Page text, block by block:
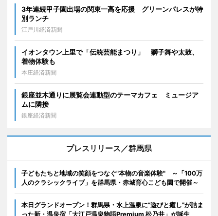
3年連続甲子園出場の関東一高を応援 グリーンパレスが特
別ランチ
江戸川経済新聞
イオンタウン上里で「伝統芸能まつり」 獅子舞や太鼓、
着物体験も
本庄経済新聞
銀座並木通りに展覧会連動型のテーマカフェ ミュージア
ムに隣接
銀座経済新聞
プレスリリース／群馬県
子どもたちと地域の笑顔をつなぐ"本物の音楽体験" ～「100万
人のクラシックライブ」を群馬県・赤城育心こども園で開催～
本日グランドオープン！群馬県・水上温泉に“遊びと癒し”が詰ま
った新・温泉宿「大江戸温泉物語Premium 松乃井」が誕生